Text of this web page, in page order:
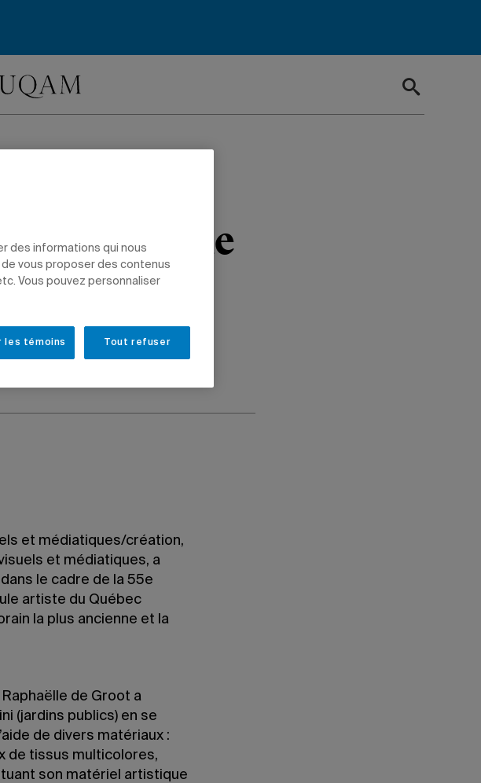
de
la Biennale
et médiatiques/création,
et médiatiques, a
le cadre de la 55e
artiste du Québec
la plus ancienne et la
de Groot a
(jardins publics) en se
de divers matériaux :
de tissus multicolores,
son matériel artistique
des informations qui nous
vous proposer des contenus
Vous pouvez personnaliser
Tout refuser
les témoins